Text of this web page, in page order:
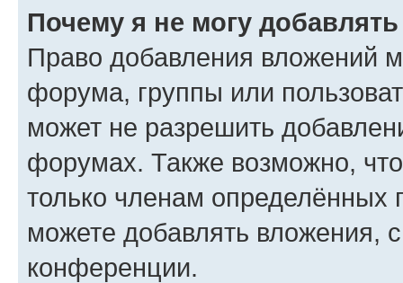
Почему я не могу
Право добавления вложений
форума, группы или
может не разрешить
форумах. Также возможно,
только членам определённых
можете добавлять вложения,
конференции.